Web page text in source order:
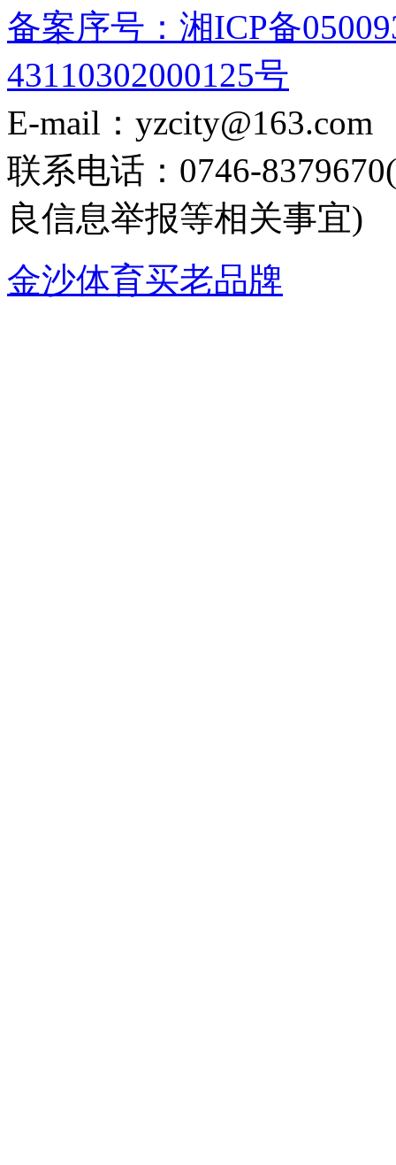
备案序号：湘ICP备
43110302000125号
E-mail：yzcity@163.com
联系电话：0746-
良信息举报等相关事宜)
金沙体育买老品牌